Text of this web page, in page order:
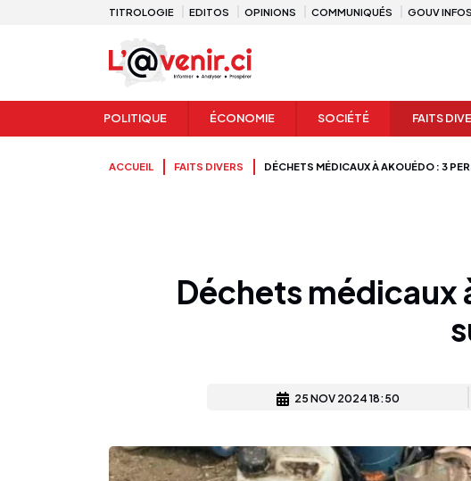
TITROLOGIE EDITOS OPINIONS COMMUNIQUÉS GOUV INFOS
POLITIQUE ÉCONOMIE SOCIÉTÉ FAITS
ACCUEIL FAITS DIVERS DÉCHETS MÉDICAUX À AKOUÉDO : 3
Déchets médicaux
25 NOV 2024 18:50